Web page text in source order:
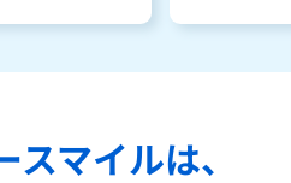
マイルは、